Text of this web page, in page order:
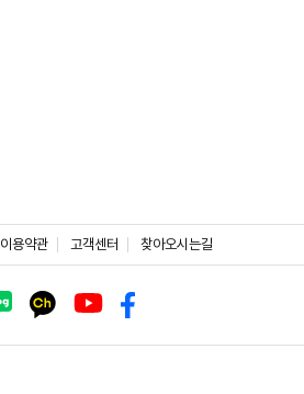
이용약관 고객센터 찾아오시는길